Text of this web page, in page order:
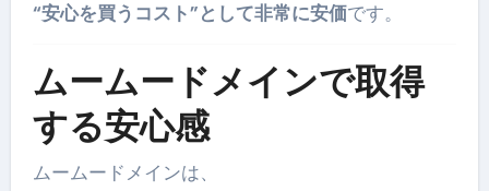
“安心を買うコスト”として非常に安価です。
ムームードメインで取得
する安心感
ムームードメインは、